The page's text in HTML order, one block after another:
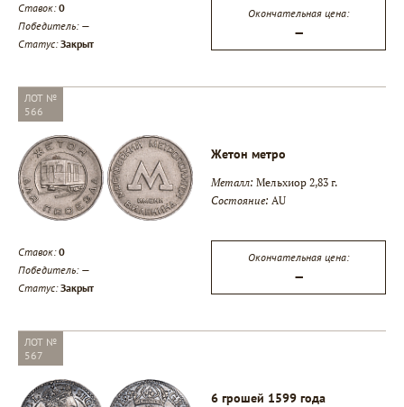
Ставок:0
Победитель: —
Статус:Закрыт
Окончательная цена:
—
ЛОТ №
566
Жетон метро
Металл: Мельхиор 2,83 г.
Состояние: AU
Ставок:0
Победитель: —
Статус:Закрыт
Окончательная цена:
—
ЛОТ №
567
6 грошей 1599 года